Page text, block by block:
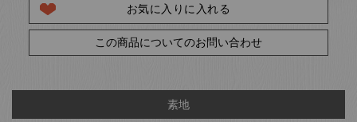
お気に入りに入れる
この商品についてのお問い合わせ
素地